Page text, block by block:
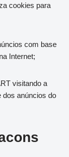
cookies para
com base
Internet;
visitando a
dos anúncios do